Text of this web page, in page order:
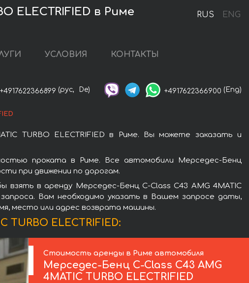
RUS ENG
ELECTRIFIED в Риме
УСЛОВИЯ КОНТАКТЫ
+4917622366899 (рус, De) +4917622366900 (Eng)
TURBO ELECTRIFIED в Риме. Вы можете заказать и
проката в Риме. Все автомобили Мерседес-Бенц
при движении по дорогам.
в аренду Мерседес-Бенц C-Class C43 AMG 4MATIC
Вам необходимо указать в Вашем запросе даты,
место или адрес возврата машины.
ELECTRIFIED:
Стоимость аренды в Риме автомобиля
Мерседес-Бенц C-Class C43 AMG
4MATIC TURBO ELECTRIFIED